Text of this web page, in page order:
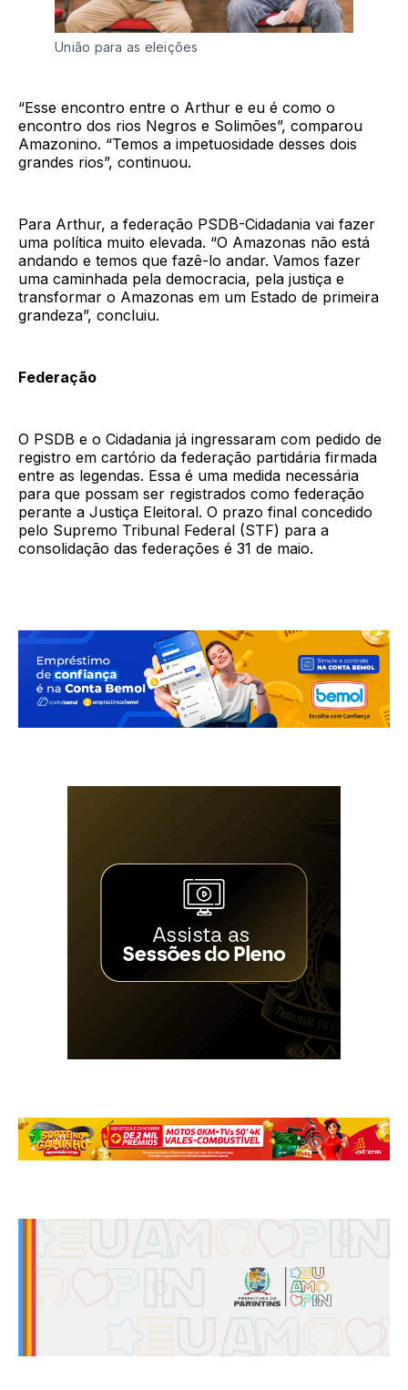
União para as eleições
“Esse encontro entre o Arthur e eu é como o
encontro dos rios Negros e Solimões”, comparou
Amazonino. “Temos a impetuosidade desses dois
grandes rios”, continuou.
Para Arthur, a federação PSDB-Cidadania vai fazer
uma política muito elevada. “O Amazonas não está
andando e temos que fazê-lo andar. Vamos fazer
uma caminhada pela democracia, pela justiça e
transformar o Amazonas em um Estado de primeira
grandeza”, concluiu.
Federação
O PSDB e o Cidadania já ingressaram com pedido de
registro em cartório da federação partidária firmada
entre as legendas. Essa é uma medida necessária
para que possam ser registrados como federação
perante a Justiça Eleitoral. O prazo final concedido
pelo Supremo Tribunal Federal (STF) para a
consolidação das federações é 31 de maio.